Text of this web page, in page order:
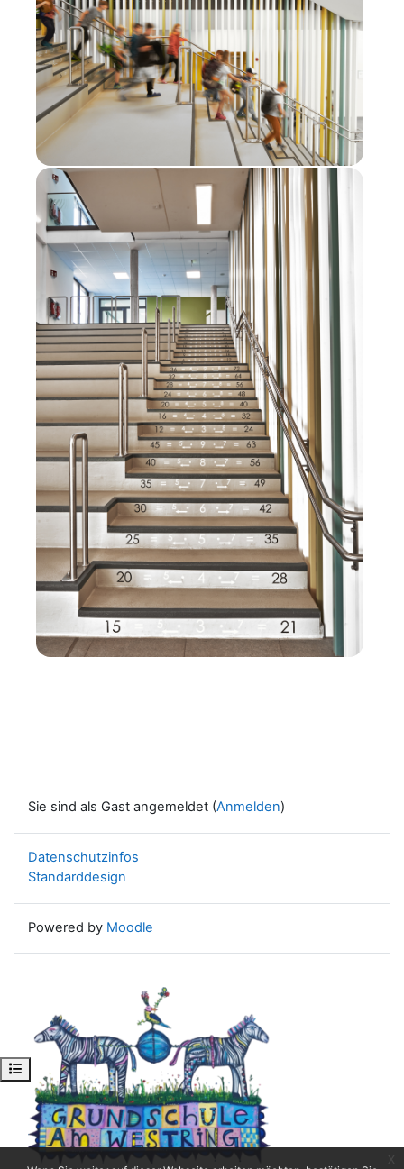
Kursindex öffnen
Sie sind als Gast angemeldet (Anmelden)
Datenschutzinfos
Standarddesign
Powered by Moodle